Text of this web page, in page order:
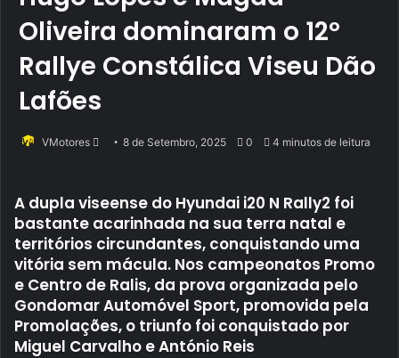
Oliveira dominaram o 12º
Rallye Constálica Viseu Dão
Lafões
VMotores
Send8 de Setembro, 2025 0 4 minutos de leitura
A dupla viseense do Hyundai i20 N Rally2 foi
bastante acarinhada na sua terra natal e
territórios circundantes, conquistando uma
vitória sem mácula. Nos campeonatos Promo
e Centro de Ralis, da prova organizada pelo
Gondomar Automóvel Sport, promovida pela
Promolações, o triunfo foi conquistado por
Miguel Carvalho e António Reis